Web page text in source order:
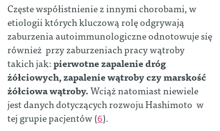
Częste współistnienie z innymi chorobami, w
etiologii których kluczową rolę odgrywają
zaburzenia autoimmunologiczne odnotowuje się
również przy zaburzeniach pracy wątroby
takich jak:pierwotne zapalenie dróg
żółciowych, zapalenie wątroby czy marskość
żółciowa wątroby.Wciąż natomiast niewiele
jest danych dotyczących rozwoju Hashimoto w
tej grupie pacjentów (6).